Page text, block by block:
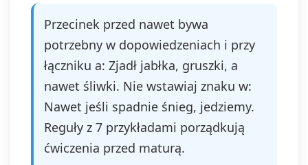
Przecinek przed nawet bywa
potrzebny w dopowiedzeniach i przy
łączniku a: Zjadł jabłka, gruszki, a
nawet śliwki. Nie wstawiaj znaku w:
Nawet jeśli spadnie śnieg, jedziemy.
Reguły z 7 przykładami porządkują
ćwiczenia przed maturą.